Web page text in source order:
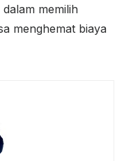
memilih
menghemat biaya